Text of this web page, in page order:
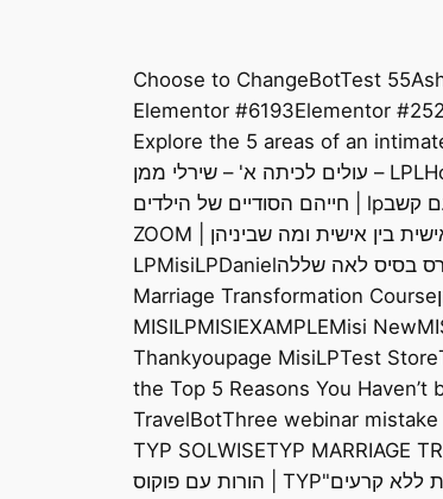
BotTest 55
Choose to Change
Elementor
Elementor #6193
Explore the 5 areas of an
LLP – עולים לכיתה א' – שירלי ממן
lp | חייהם הסודיים של הילדים
LPDaniel
LPMisi
Marriage Transformation Course
Misi New
MISIEXAMPLE
MISILP
Test Store
Thankyoupage MisiLP
the Top 5 Reasons You
Three webinar
TravelBot
TYP MARRIAGE
TYP SOLWISE
TYP | הורות עם פוקוס